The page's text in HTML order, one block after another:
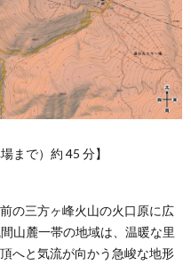
まで）約 45 分】
の三方ヶ峰火山の火口原に広
山麓一帯の地域は、温暖な里
へと気流が向かう急峻な地形